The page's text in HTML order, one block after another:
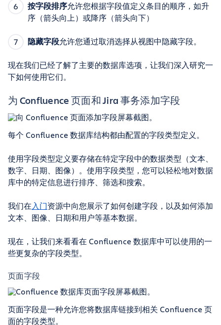
按字段排序允许您根据字段值定义条目的顺序，如升
序（箭头向上）或降序（箭头向下）
隐藏字段允许您通过取消选择从视图中隐藏字段。
现在我们已经了解了主要的数据库选项，让我们深入研究一
下如何使用它们。
为 Confluence 页面和 Jira 事务添加字段
每个 Confluence 数据库结构都由配置的字段类型定义。
使用字段类型定义要存储在特定字段中的数据类型（文本、
数字、日期、图像）。使用字段类型，您可以轻松地对数据
库中的特定信息进行排序、筛选和搜索。
我们在入门资源中向您展示了如何创建字段，以及如何添加
文本、图像、日期和用户等基本数据。
现在，让我们来看看在 Confluence 数据库中可以使用的一
些更复杂的字段类型。
页面字段
页面字段是一种允许您将数据库链接到相关 Confluence 页
面的字段类型。